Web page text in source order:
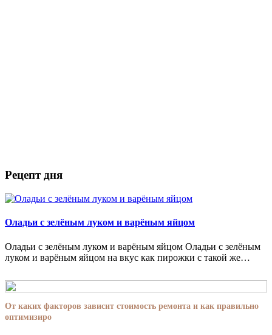
Рецепт дня
Оладьи с зелёным луком и варёным яйцом
Оладьи с зелёным луком и варёным яйцом Оладьи с зелёным
луком и варёным яйцом на вкус как пирожки с такой же…
От каких факторов зависит стоимость ремонта и как правильно
оптимизиро